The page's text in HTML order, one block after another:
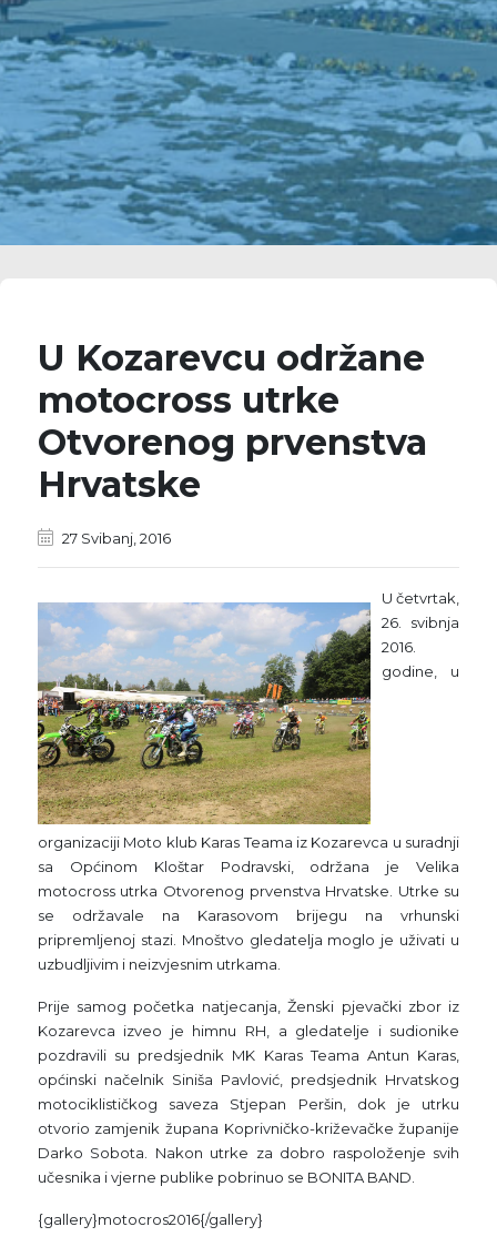
U Kozarevcu održane
motocross utrke
Otvorenog prvenstva
Hrvatske
27 Svibanj, 2016
U četvrtak,
26. svibnja
2016.
godine, u
organizaciji Moto klub Karas Teama iz Kozarevca u suradnji
sa Općinom Kloštar Podravski, održana je Velika
motocross utrka Otvorenog prvenstva Hrvatske. Utrke su
se održavale na Karasovom brijegu na vrhunski
pripremljenoj stazi. Mnoštvo gledatelja moglo je uživati u
uzbudljivim i neizvjesnim utrkama.
Prije samog početka natjecanja, Ženski pjevački zbor iz
Kozarevca izveo je himnu RH, a gledatelje i sudionike
pozdravili su predsjednik MK Karas Teama Antun Karas,
općinski načelnik Siniša Pavlović, predsjednik Hrvatskog
motociklističkog saveza Stjepan Peršin, dok je utrku
otvorio zamjenik župana Koprivničko-križevačke županije
Darko Sobota. Nakon utrke za dobro raspoloženje svih
učesnika i vjerne publike pobrinuo se BONITA BAND.
{gallery}motocros2016{/gallery}